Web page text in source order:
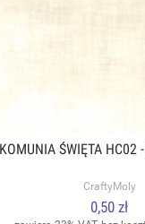
KOMUNIA ŚWIĘTA HC02
CraftyMoly
0,50 zł